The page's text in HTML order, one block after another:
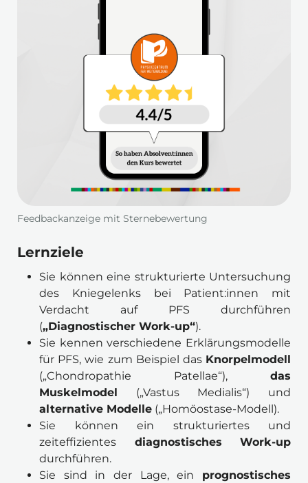
Feedbackanzeige mit Sternebewertung
Lernziele
Sie können eine strukturierte Untersuchung
des Kniegelenks bei Patient:innen mit
Verdacht auf PFS durchführen
(„Diagnostischer Work-up“).
Sie kennen verschiedene Erklärungsmodelle
für PFS, wie zum Beispiel das
(„Chondropathie Patellae“), das
Muskelmodel
alternative Modelle („Homöostase-Modell).
Sie können ein strukturiertes und
zeiteffizientes diagnostisches Work-up
durchführen.
Sie sind in der Lage, ein prognostisches